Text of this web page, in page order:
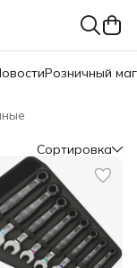
Розничный
Сортировка